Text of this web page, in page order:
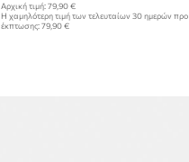
Αρχική τιμή: 79,90 €
Η χαμηλότερη τιμή των τελευταίων 30 ημερών προ
έκπτωσης: 79,90 €